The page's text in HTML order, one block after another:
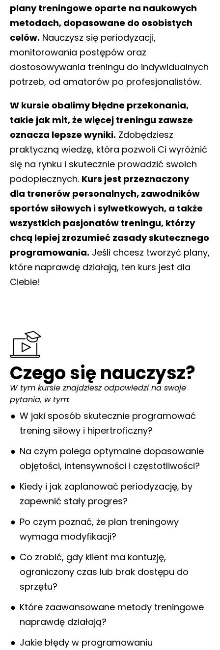
plany treningowe oparte na naukowych
metodach, dopasowane do osobistych
celów. Nauczysz się periodyzacji,
monitorowania postępów oraz
dostosowywania treningu do indywidualnych
potrzeb, od amatorów po profesjonalistów.
W kursie obalimy błędne przekonania,
takie jak mit, że więcej treningu zawsze
oznacza lepsze wyniki. Zdobędziesz
praktyczną wiedzę, która pozwoli Ci wyróżnić
się na rynku i skutecznie prowadzić swoich
podopiecznych. Kurs jest przeznaczony
dla trenerów personalnych, zawodników
sportów siłowych i sylwetkowych, a także
wszystkich pasjonatów treningu, którzy
chcą lepiej zrozumieć zasady skutecznego
programowania. Jeśli chcesz tworzyć plany,
które naprawdę działają, ten kurs jest dla
Ciebie!
Czego się nauczysz?
W tym kursie znajdziesz odpowiedzi na swoje
pytania, w tym:
W jaki sposób skutecznie programować
trening siłowy i hipertroficzny?
Na czym polega optymalne dopasowanie
objętości, intensywności i częstotliwości?
Kiedy i jak zaplanować periodyzację, by
zapewnić stały progres?
Po czym poznać, że plan treningowy
wymaga modyfikacji?
Co zrobić, gdy klient ma kontuzję,
ograniczony czas lub brak dostępu do
sprzętu?
Które zaawansowane metody treningowe
naprawdę działają?
Jakie błędy w programowaniu